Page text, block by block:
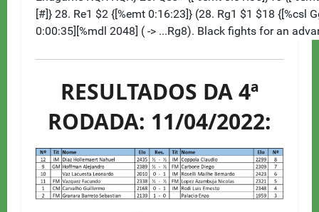
RESULTADOS DA 4ª
RODADA: 11/04/2022: